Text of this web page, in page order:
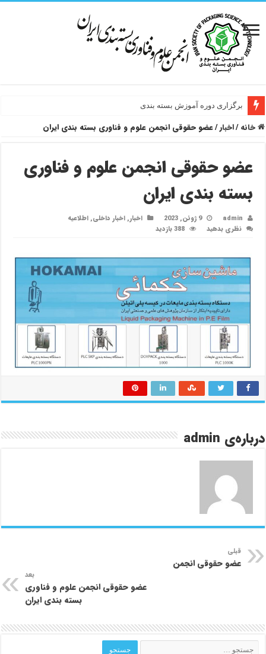
برگزاری دوره آموزش بسته بندی
خانه /اخبار/عضو حقوقی انجمن علوم و فناوری بسته بندی ایران
عضو حقوقی انجمن علوم و فناوری
بسته بندی ایران
admin 9 ژوئن, 2023 اخبار,اخبار داخلی,اطلاعیه
نظری بدهید
388 بازدید
درباره‌ی admin
قبلی
عضو حقوقی انجمن
بعد
عضو حقوقی انجمن علوم و فناوری
بسته بندی ایران